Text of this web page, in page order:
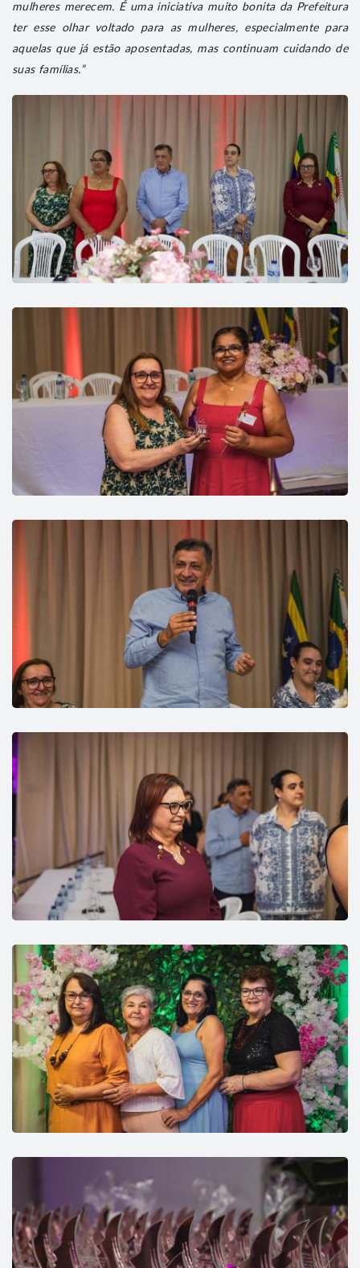
mulheres merecem. É uma iniciativa muito bonita da Prefeitura
ter esse olhar voltado para as mulheres, especialmente para
aquelas que já estão aposentadas, mas continuam cuidando de
suas famílias.”